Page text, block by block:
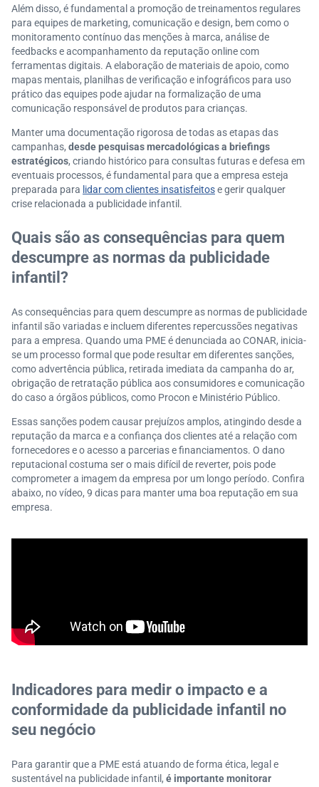
Além disso, é fundamental a promoção de treinamentos regulares
para equipes de marketing, comunicação e design, bem como o
monitoramento contínuo das menções à marca, análise de
feedbacks e acompanhamento da reputação online com
ferramentas digitais. A elaboração de materiais de apoio, como
mapas mentais, planilhas de verificação e infográficos para uso
prático das equipes pode ajudar na formalização de uma
comunicação responsável de produtos para crianças.
Manter uma documentação rigorosa de todas as etapas das
campanhas, desde pesquisas mercadológicas a briefings
estratégicos, criando histórico para consultas futuras e defesa em
eventuais processos, é fundamental para que a empresa esteja
preparada para lidar com clientes insatisfeitose gerir qualquer
crise relacionada a publicidade infantil.
Quais são as consequências para quem
descumpre as normas da publicidade
infantil?
As consequências para quem descumpre as normas de publicidade
infantil são variadas e incluem diferentes repercussões negativas
para a empresa. Quando uma PME é denunciada ao CONAR, inicia-
se um processo formal que pode resultar em diferentes sanções,
como advertência pública, retirada imediata da campanha do ar,
obrigação de retratação pública aos consumidores e comunicação
do caso a órgãos públicos, como Procon e Ministério Público.
Essas sanções podem causar prejuízos amplos, atingindo desde a
reputação da marca e a confiança dos clientes até a relação com
fornecedores e o acesso a parcerias e financiamentos. O dano
reputacional costuma ser o mais difícil de reverter, pois pode
comprometer a imagem da empresa por um longo período. Confira
abaixo, no vídeo, 9 dicas para manter uma boa reputação em sua
empresa.
Indicadores para medir o impacto e a
conformidade da publicidade infantil no
seu negócio
Para garantir que a PME está atuando de forma ética, legal e
sustentável na publicidade infantil, é importante monitorar